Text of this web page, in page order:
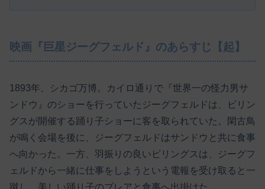
映画『巨星ジーグフェルド』のあらすじ【起】
1893年、シカゴ万博。カイロ通りで『世界一の怪力男サ
ンドウ』のショーを行っていたジーグフェルドは、ビリン
グスが開催する踊り子ショーに客を取られていた。閑古鳥
が鳴く会場を後に、ジーグフェルドはサンドウと共に食事
へ向かった。一方、羽振りの良いビリングスは、ジーグフ
ェルドから一緒に仕事をしようという電報を受け取ると一